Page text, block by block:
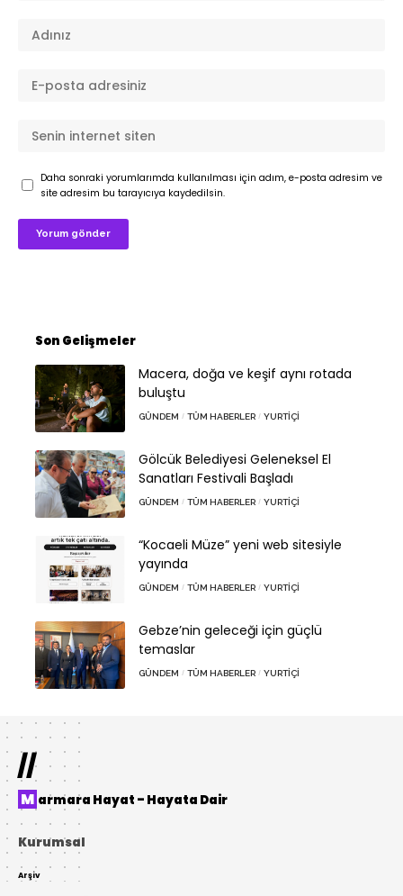
Daha sonraki yorumlarımda kullanılması için adım, e-posta adresim ve
site adresim bu tarayıcıya kaydedilsin.
Son Gelişmeler
Macera, doğa ve keşif aynı rotada
buluştu
GÜNDEM TÜM HABERLER YURTIÇI
Gölcük Belediyesi Geleneksel El
Sanatları Festivali Başladı
GÜNDEM TÜM HABERLER YURTIÇI
“Kocaeli Müze” yeni web sitesiyle
yayında
GÜNDEM TÜM HABERLER YURTIÇI
Gebze’nin geleceği için güçlü
temaslar
GÜNDEM TÜM HABERLER YURTIÇI
//
Marmara Hayat – Hayata Dair
Kurumsal
Arşiv